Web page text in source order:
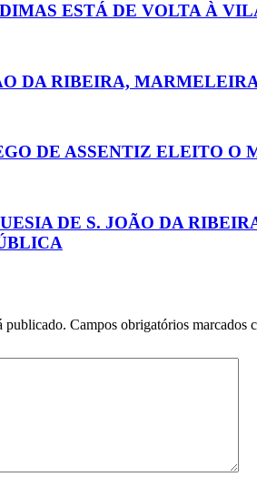
ESTÁ DE VOLTA À
DA RIBEIRA,
DE ASSENTIZ ELEITO O
DE S. JOÃO DA
publicado. Campos obrigatórios marcados